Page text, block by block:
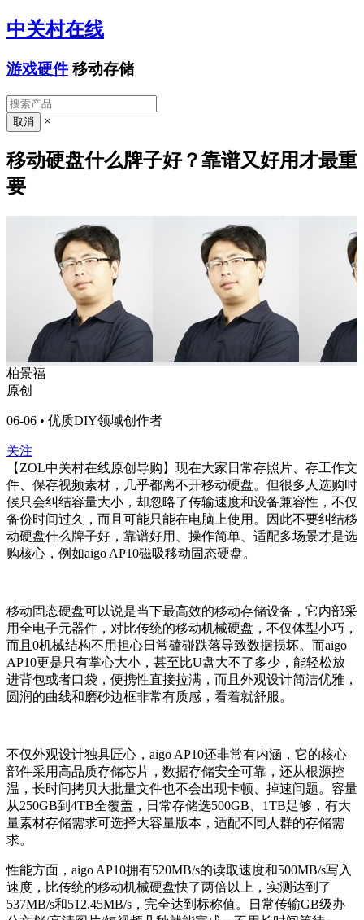
中关村在线
游戏硬件 移动存储
×
移动硬盘什么牌子好？靠谱又好用才最重
要
柏景福
原创
06-06 • 优质DIY领域创作者
关注
【ZOL中关村在线原创导购】现在大家日常存照片、存工作文
件、保存视频素材，几乎都离不开移动硬盘。但很多人选购时
候只会纠结容量大小，却忽略了传输速度和设备兼容性，不仅
备份时间过久，而且可能只能在电脑上使用。因此不要纠结移
动硬盘什么牌子好，靠谱好用、操作简单、适配多场景才是选
购核心，例如aigo AP10磁吸移动固态硬盘。
移动固态硬盘可以说是当下最高效的移动存储设备，它内部采
用全电子元器件，对比传统的移动机械硬盘，不仅体型小巧，
而且0机械结构不用担心日常磕碰跌落导致数据损坏。而aigo
AP10更是只有掌心大小，甚至比U盘大不了多少，能轻松放
进背包或者口袋，便携性直接拉满，而且外观设计简洁优雅，
圆润的曲线和磨砂边框非常有质感，看着就舒服。
不仅外观设计独具匠心，aigo AP10还非常有内涵，它的核心
部件采用高品质存储芯片，数据存储安全可靠，还从根源控
温，长时间拷贝大批量文件也不会出现卡顿、掉速问题。容量
从250GB到4TB全覆盖，日常存储选500GB、1TB足够，有大
量素材存储需求可选择大容量版本，适配不同人群的存储需
求。
性能方面，aigo AP10拥有520MB/s的读取速度和500MB/s写入
速度，比传统的移动机械硬盘快了两倍以上，实测达到了
537MB/s和512.45MB/s，完全达到标称值。日常传输GB级办